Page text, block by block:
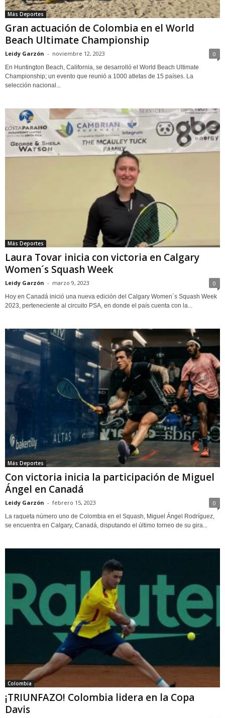
Más Deportes
Gran actuación de Colombia en el World
Beach Ultimate Championship
Leidy Garzón - noviembre 12, 2023 0
En Huntington Beach, California, se desarrolló el World Beach Ultimate
Championship; un evento que reunió a 1000 atletas de 15 países. La
selección nacional...
Más Deportes
Laura Tovar inicia con victoria en Calgary
Women´s Squash Week
Leidy Garzón - marzo 9, 2023 0
Hoy en Canadá inició una nueva edición del Calgary Women´s Squash Week
2023, perteneciente al circuito PSA, en donde el país cuenta con la...
Más Deportes
Con victoria inicia la participación de Miguel
Ángel en Canadá
Leidy Garzón - febrero 15, 2023 0
La raqueta número uno de Colombia en el Squash, Miguel Ángel Rodríguez,
se encuentra en Calgary, Canadá, disputando el último torneo de su gira...
Colombia
¡TRIUNFAZO! Colombia lidera en la Copa
Davis